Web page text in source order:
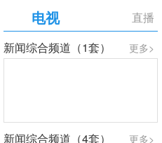
直播
电视
更多>
新闻综合频道（1套）
更多>
新闻综合频道（4套）